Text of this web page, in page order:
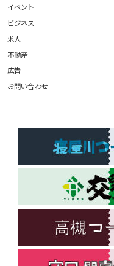
イベント
ビジネス
求人
不動産
広告
お問い合わせ